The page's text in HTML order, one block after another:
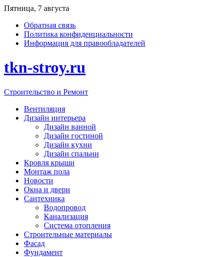
Перейти
содержимому
Пятница, 7 августа
Обратная связь
Политика конфиденциальности
Информация для правообладателей
tkn-stroy.ru
Строительство и Ремонт
Вентиляция
Дизайн интерьера
Дизайн ванной
Дизайн гостиной
Дизайн кухни
Дизайн спальни
Кровля крыши
Монтаж пола
Новости
Окна и двери
Сантехника
Водопровод
Канализация
Система отопления
Строительные материалы
Фасад
Фундамент